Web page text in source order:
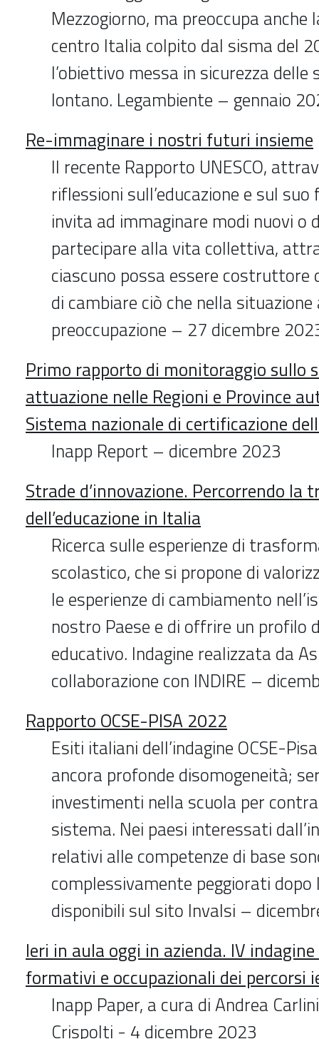
Mezzogiorno, ma preoccupa anche
centro Italia colpito dal sisma del
l’obiettivo messa in sicurezza delle
lontano. Legambiente – gennaio
Re-immaginare i nostri futuri insieme
Il recente Rapporto UNESCO,
riflessioni sull’educazione e sul
invita ad immaginare modi nuovi o
partecipare alla vita collettiva,
ciascuno possa essere costruttore
di cambiare ciò che nella
preoccupazione – 27 dicembre
Primo rapporto di monitoraggio sullo
attuazione nelle Regioni e Province
Sistema nazionale di certificazione
Inapp Report – dicembre 2023
Strade d’innovazione. Percorrendo la
dell’educazione in Italia
Ricerca sulle esperienze di
scolastico, che si propone di
le esperienze di cambiamento
nostro Paese e di offrire un profilo
educativo. Indagine realizzata da
collaborazione con INDIRE –
Rapporto OCSE-PISA 2022
Esiti italiani dell’indagine OCSE-
ancora profonde disomogeneità;
investimenti nella scuola per
sistema. Nei paesi interessati
relativi alle competenze di base
complessivamente peggiorati
disponibili sul sito Invalsi –
Ieri in aula oggi in azienda. IV
formativi e occupazionali dei percorsi
Inapp Paper, a cura di Andrea
Crispolti - 4 dicembre 2023